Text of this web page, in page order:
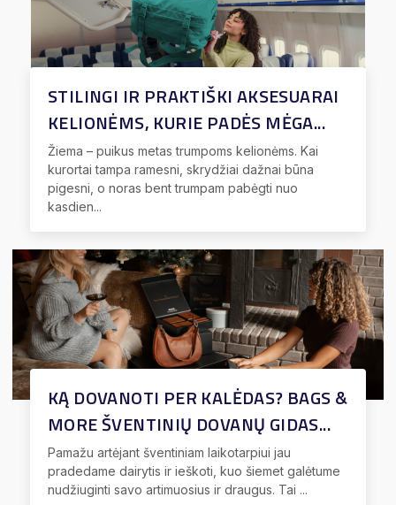
STILINGI IR PRAKTIŠKI AKSESUARAI
KELIONĖMS, KURIE PADĖS MĖGA...
Žiema – puikus metas trumpoms kelionėms. Kai
kurortai tampa ramesni, skrydžiai dažnai būna
pigesni, o noras bent trumpam pabėgti nuo
kasdien...
KĄ DOVANOTI PER KALĖDAS? BAGS &
MORE ŠVENTINIŲ DOVANŲ GIDAS...
Pamažu artėjant šventiniam laikotarpiui jau
pradedame dairytis ir ieškoti, kuo šiemet galėtume
nudžiuginti savo artimuosius ir draugus. Tai ...